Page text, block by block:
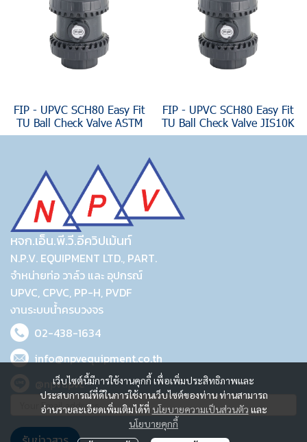
FIP - UPVC SCH80 Easy Fit
TU Ball Check Valve ASTM
FIP - UPVC SCH80 Easy Fit
TU Ball Check Valve JIS10K
เว็บไซต์นี้มีการใช้งานคุกกี้ เพื่อเพิ่มประสิทธิภาพและ
ประสบการณ์ที่ดีในการใช้งานเว็บไซต์ของท่าน ท่านสามารถ
อ่านรายละเอียดเพิ่มเติมได้ที่ นโยบายความเป็นส่วนตัว และ
นโยบายคุกกี้
หจก.เอ็น.พี.วี.อีควิปเม้นท์
N.P.V. EQUIPMENT LTD., PART.
จำหน่ายท่อ วาล์ว และ อุปกรณ์
UPVC, CPVC, PP-H, PVDF
งานระบบน้ำครบวงจร
02-438-1634
info@npvequipment.co.th
@npvupvc